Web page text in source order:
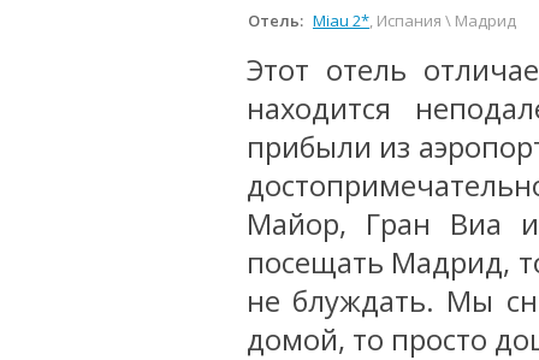
Отель: Miau 2*, Испания \ Мадрид
Этот отель
находится
прибыли из
Майор, Гран Виа
посещать Мадрид,
не блуждать. Мы
домой, то просто